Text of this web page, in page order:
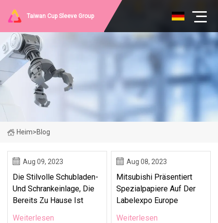
Taiwan Cup Sleeve Group
Heim>Blog
Aug 09, 2023
Die Stilvolle Schubladen-
Und Schrankeinlage, Die
Bereits Zu Hause Ist
Weiterlesen
Aug 08, 2023
Mitsubishi Präsentiert
Spezialpapiere Auf Der
Labelexpo Europe
Weiterlesen